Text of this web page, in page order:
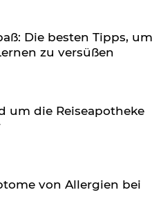
Die besten Tipps, um
zu versüßen
um die Reiseapotheke
von Allergien bei